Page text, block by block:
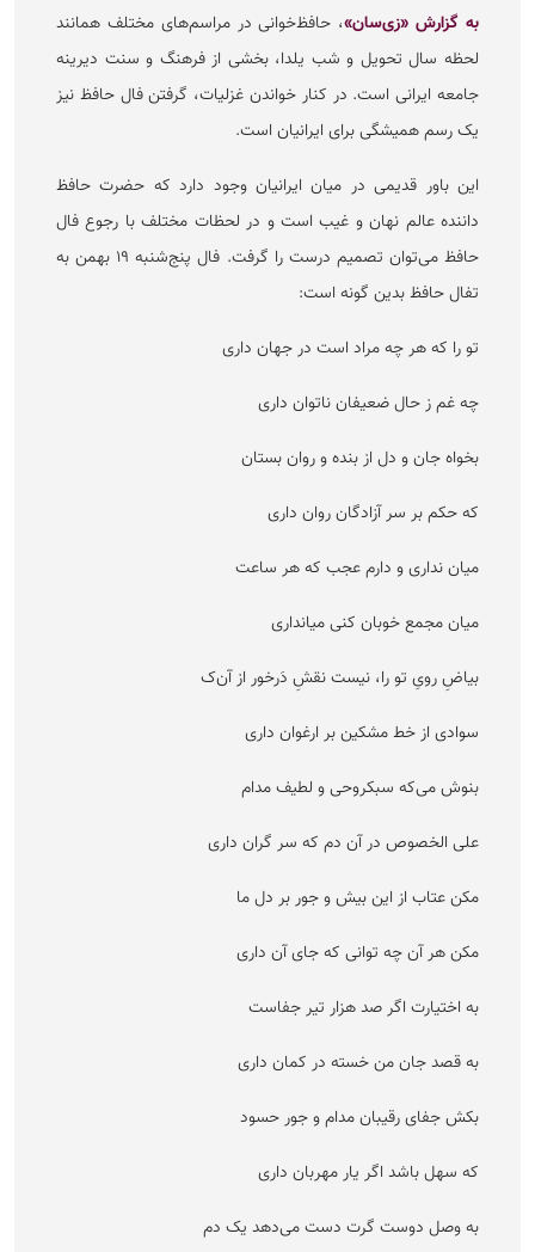
به گزارش «زی‌سان»، حافظ‌خوانی در مراسم‌های مختلف همانند
لحظه سال تحویل و شب یلدا، بخشی از فرهنگ و سنت دیرینه
جامعه ایرانی است. در کنار خواندن غزلیات، گرفتن فال حافظ نیز
یک رسم همیشگی برای ایرانیان است.
این باور قدیمی در میان ایرانیان وجود دارد که حضرت حافظ
داننده عالم نهان و غیب است و در لحظات مختلف با رجوع فال
حافظ می‌توان تصمیم درست را گرفت. فال پنج‌شنبه ۱۹ بهمن به
تفال حافظ بدین گونه است:‌
تو را که هر چه مراد است در جهان داری
چه غم ز حال ضعیفان ناتوان داری
بخواه جان و دل از بنده و روان بستان
که حکم بر سر آزادگان روان داری
میان نداری و دارم عجب که هر ساعت
میان مجمع خوبان کنی میانداری
بیاضِ رویِ تو را، نیست نقشِ دَرخور از آن‌ک
سوادی از خط مشکین بر ارغوان داری
بنوش می‌که سبکروحی و لطیف مدام
علی الخصوص در آن دم که سر گران داری
مکن عتاب از این بیش و جور بر دل ما
مکن هر آن چه توانی که جای آن داری
به اختیارت اگر صد هزار تیر جفاست
به قصد جان من خسته در کمان داری
بکش جفای رقیبان مدام و جور حسود
که سهل باشد اگر یار مهربان داری
به وصل دوست گرت دست می‌دهد یک دم